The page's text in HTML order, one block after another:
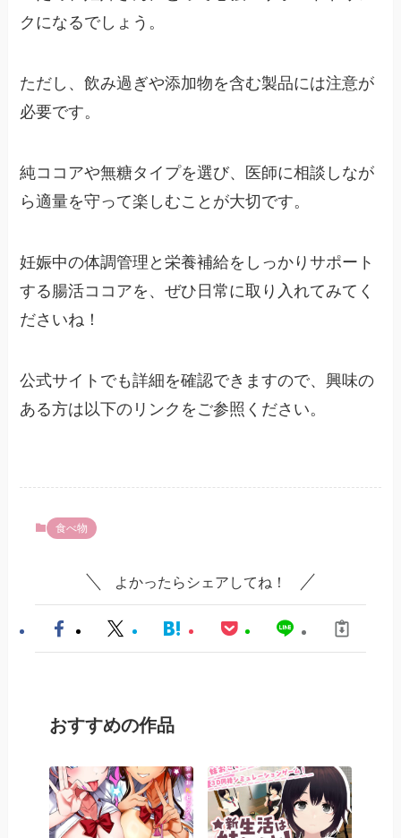
クになるでしょう。
ただし、飲み過ぎや添加物を含む製品には注意が
必要です。
純ココアや無糖タイプを選び、医師に相談しなが
ら適量を守って楽しむことが大切です。
妊娠中の体調管理と栄養補給をしっかりサポート
する腸活ココアを、ぜひ日常に取り入れてみてく
ださいね！
公式サイトでも詳細を確認できますので、興味の
ある方は以下のリンクをご参照ください。
食べ物
よかったらシェアしてね！
おすすめの作品